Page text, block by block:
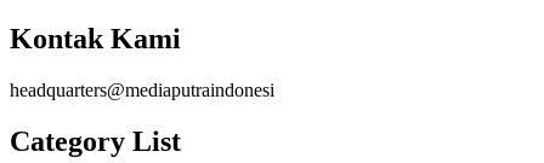
Kontak Kami
headquarters@mediaputraindonesi
Category List